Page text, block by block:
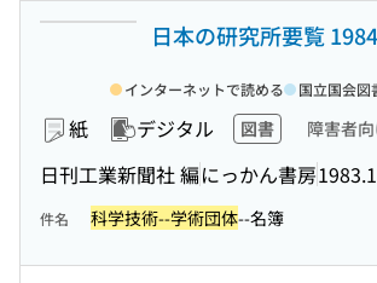
日本の研究所要覧
紙 デジタル 図書 障害者
日刊工業新聞社 編にっかん書房
インターネットで読める 国立国会図
件名 科学技術--学術団体--名簿